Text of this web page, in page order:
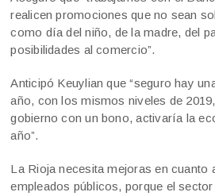
realicen promociones que no sean
como día del niño, de la madre, del
posibilidades al comercio”.
Anticipó Keuylian que “seguro hay
año, con los mismos niveles de
gobierno con un bono, activaría la
año”.
La Rioja necesita mejoras en cuanto
empleados públicos, porque el